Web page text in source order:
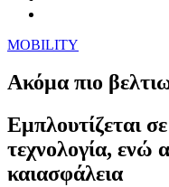
MOBILITY
Ακόμα πιο
Εμπλουτίζεται
τεχνολογία, ενώ
καιασφάλεια